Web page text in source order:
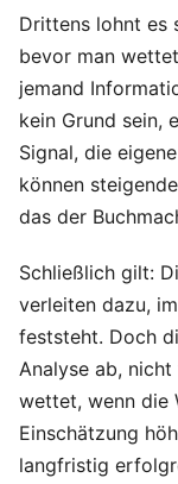
Drittens lohnt es
bevor man
jemand
kein Grund sein,
Signal, die
können
das der
Schließlich gilt:
verleiten dazu,
feststeht. Doch
Analyse ab,
wettet, wenn die
Einschätzung
langfristig